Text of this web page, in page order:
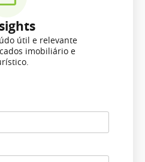
útil e relevante
imobiliário e